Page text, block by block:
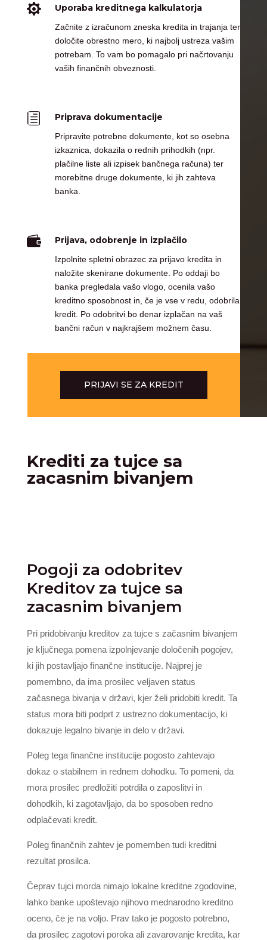
 Uporaba kreditnega kalkulatorja
Začnite z izračunom zneska kredita in trajanja ter
določite obrestno mero, ki najbolj ustreza vašim
potrebam. To vam bo pomagalo pri načrtovanju
vaših finančnih obveznosti.
h Priprava dokumentacije
Pripravite potrebne dokumente, kot so osebna
izkaznica, dokazila o rednih prihodkih (npr.
plačilne liste ali izpisek bančnega računa) ter
morebitne druge dokumente, ki jih zahteva
banka.
 Prijava, odobrenje in izplačilo
Izpolnite spletni obrazec za prijavo kredita in
naložite skenirane dokumente. Po oddaji bo
banka pregledala vašo vlogo, ocenila vašo
kreditno sposobnost in, če je vse v redu, odobrila
kredit. Po odobritvi bo denar izplačan na vaš
bančni račun v najkrajšem možnem času.
PRIJAVI SE ZA KREDIT
Krediti za tujce sa
zacasnim bivanjem
Pogoji za odobritev
Kreditov za tujce sa
zacasnim bivanjem
Pri pridobivanju kreditov za tujce s začasnim bivanjem
je ključnega pomena izpolnjevanje določenih pogojev,
ki jih postavljajo finančne institucije. Najprej je
pomembno, da ima prosilec veljaven status
začasnega bivanja v državi, kjer želi pridobiti kredit. Ta
status mora biti podprt z ustrezno dokumentacijo, ki
dokazuje legalno bivanje in delo v državi.
Poleg tega finančne institucije pogosto zahtevajo
dokaz o stabilnem in rednem dohodku. To pomeni, da
mora prosilec predložiti potrdila o zaposlitvi in
dohodkih, ki zagotavljajo, da bo sposoben redno
odplačevati kredit.
Poleg finančnih zahtev je pomemben tudi kreditni
rezultat prosilca.
Čeprav tujci morda nimajo lokalne kreditne zgodovine,
lahko banke upoštevajo njihovo mednarodno kreditno
oceno, če je na voljo. Prav tako je pogosto potrebno,
da prosilec zagotovi poroka ali zavarovanje kredita, kar